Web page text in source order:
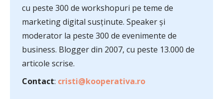
cu peste 300 de workshopuri pe teme de
marketing digital susținute. Speaker și
moderator la peste 300 de evenimente de
business. Blogger din 2007, cu peste 13.000 de
articole scrise.
Contact: cristi@kooperativa.ro